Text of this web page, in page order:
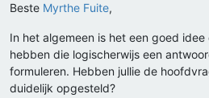
Beste Myrthe Fuite,
In het algemeen is het een goed
hebben die logischerwijs een
formuleren. Hebben jullie de
duidelijk opgesteld?